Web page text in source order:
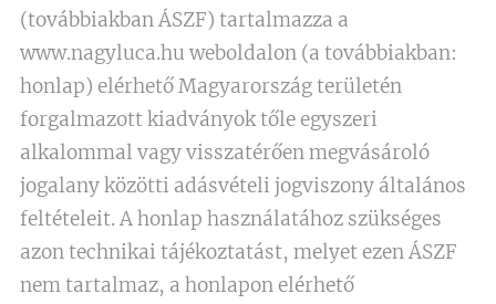
(továbbiakban ÁSZF) tartalmazza a
www.nagyluca.hu weboldalon (a továbbiakban:
honlap) elérhető Magyarország területén
forgalmazott kiadványok tőle egyszeri
alkalommal vagy visszatérően megvásároló
jogalany közötti adásvételi jogviszony általános
feltételeit. A honlap használatához szükséges
azon technikai tájékoztatást, melyet ezen ÁSZF
nem tartalmaz, a honlapon elérhető